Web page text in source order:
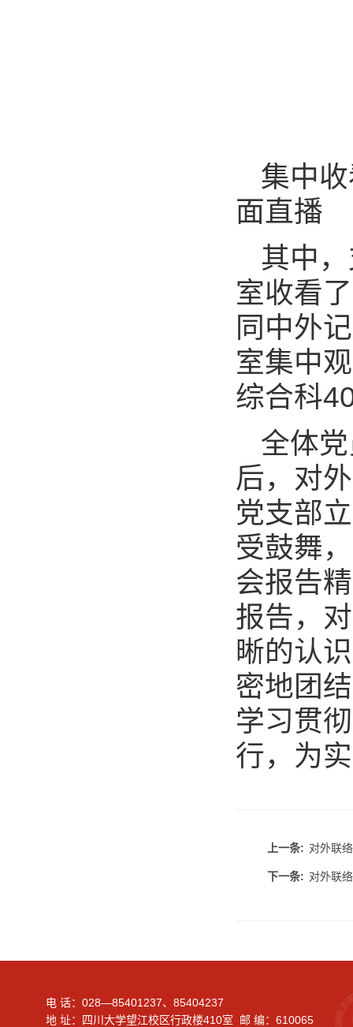
集中
面直播
其中
室收看
同中外
室集中
综合科
全体
后，对
党支部
受鼓舞
会报告
报告，
晰的认
密地团
学习贯
行，为
上一条: 对外联
下一条: 对外联
电 话：028—85401237、85404237
地 址：四川大学望江校区行政楼410室 邮 编：610065